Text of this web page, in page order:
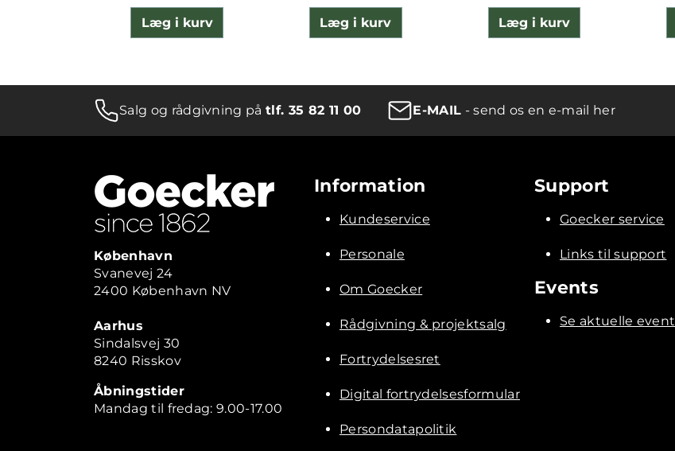
Læg i kurv Læg i kurv Læg i kurv
Salg og rådgivning påtlf. 35 82 11 00 E-MAIL - send os en e-mail her
København
Svanevej 24
2400 København NV
Aarhus
Sindalsvej 30
8240 Risskov
Åbningstider
Mandag til fredag: 9.00-17.00
Information
Kundeservice
Personale
Om Goecker
Rådgivning & projektsalg
Fortrydelsesret
Digital fortrydelsesformular
Persondatapolitik
Support
Goecker service
Links til support
Events
Se aktuelle event